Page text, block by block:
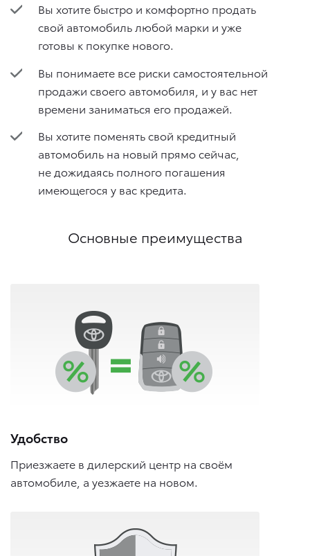
Вы хотите быстро и комфортно продать
свой автомобиль любой марки и уже
готовы к покупке нового.
Вы понимаете все риски самостоятельной
продажи своего автомобиля, и у вас нет
времени заниматься его продажей.
Вы хотите поменять свой кредитный
автомобиль на новый прямо сейчас,
не дожидаясь полного погашения
имеющегося у вас кредита.
Основные преимущества
Удобство
Приезжаете в дилерский центр на своём
автомобиле, а уезжаете на новом.